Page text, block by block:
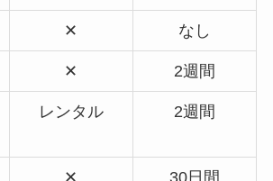
✕ なし
✕ 2週間
レンタル 2週間
✕ 30日間